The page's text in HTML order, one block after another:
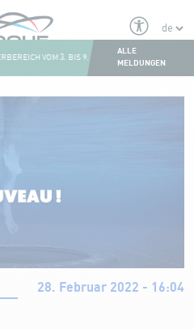
VOM 3. BIS 9. AUGUST GESCHLOSSEN
ALLE
MELDUNGEN
28. Februar 2022 - 16:04